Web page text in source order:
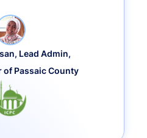
Lead Admin,
of Passaic County